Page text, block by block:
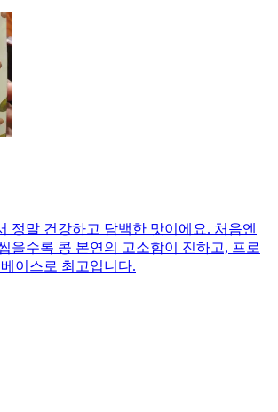
정말 건강하고 담백한 맛이에요. 처음엔
을수록 콩 본연의 고소함이 진하고, 프로
이스로 최고입니다.